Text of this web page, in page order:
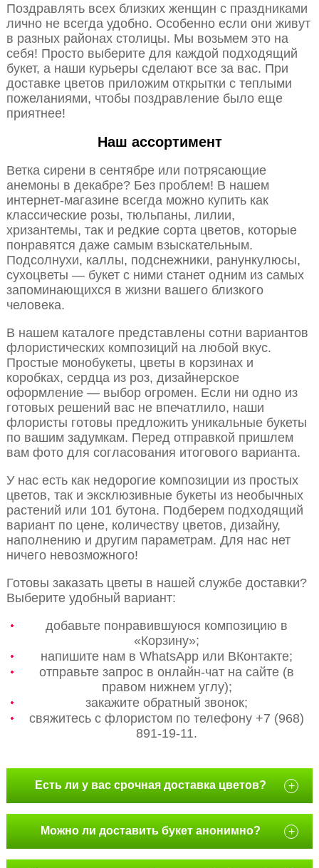
Поздравлять всех близких женщин с праздниками
лично не всегда удобно. Особенно если они живут
в разных районах столицы. Мы возьмем это на
себя! Просто выберите для каждой подходящий
букет, а наши курьеры сделают все за вас. При
доставке цветов приложим открытки с теплыми
пожеланиями, чтобы поздравление было еще
приятнее!
Наш ассортимент
Ветка сирени в сентябре или потрясающие
анемоны в декабре? Без проблем! В нашем
интернет-магазине всегда можно купить как
классические розы, тюльпаны, лилии,
хризантемы, так и редкие сорта цветов, которые
понравятся даже самым взыскательным.
Подсолнухи, каллы, подснежники, ранункулюсы,
сухоцветы — букет с ними станет одним из самых
запоминающихся в жизни вашего близкого
человека.
В нашем каталоге представлены сотни вариантов
флористических композиций на любой вкус.
Простые монобукеты, цветы в корзинах и
коробках, сердца из роз, дизайнерское
оформление — выбор огромен. Если ни одно из
готовых решений вас не впечатлило, наши
флористы готовы предложить уникальные букеты
по вашим задумкам. Перед отправкой пришлем
вам фото для согласования итогового варианта.
У нас есть как недорогие композиции из простых
цветов, так и эксклюзивные букеты из необычных
растений или 101 бутона. Подберем подходящий
вариант по цене, количеству цветов, дизайну,
наполнению и другим параметрам. Для нас нет
ничего невозможного!
Готовы заказать цветы в нашей службе доставки?
Выберите удобный вариант:
добавьте понравившуюся композицию в
«Корзину»;
напишите нам в WhatsApp или ВКонтакте;
отправьте запрос в онлайн-чат на сайте (в
правом нижнем углу);
закажите обратный звонок;
свяжитесь с флористом по телефону +7 (968)
891-19-11.
Есть ли у вас срочная доставка цветов? +
Можно ли доставить букет анонимно? +